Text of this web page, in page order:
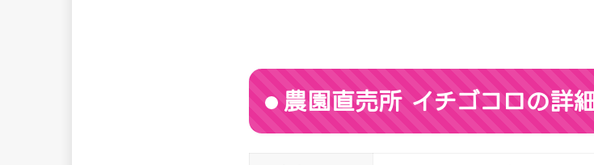
農園直売所 イチゴコロの詳細